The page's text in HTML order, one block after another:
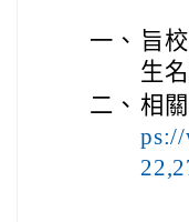
一、 旨
生
二、 相